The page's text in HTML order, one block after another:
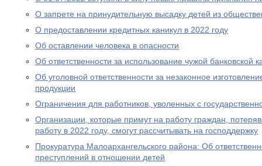
О запрете на принудительную высадку детей из
О предоставлении кредитных каникул в 2022 году
Об оставлении человека в опасности
Об ответственности за использование чужой банковской
Об уголовной ответственности за незаконное
продукции
Ограничения для работников, уволенных с
Организации, которые примут на работу граждан,
работу в 2022 году, смогут рассчитывать на господдержку
Прокуратура Малоархангельского района: Об
преступлений в отношении детей